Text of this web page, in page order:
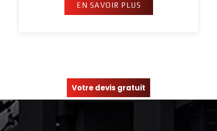
EN SAVOIR PLUS
Votre devis gratuit